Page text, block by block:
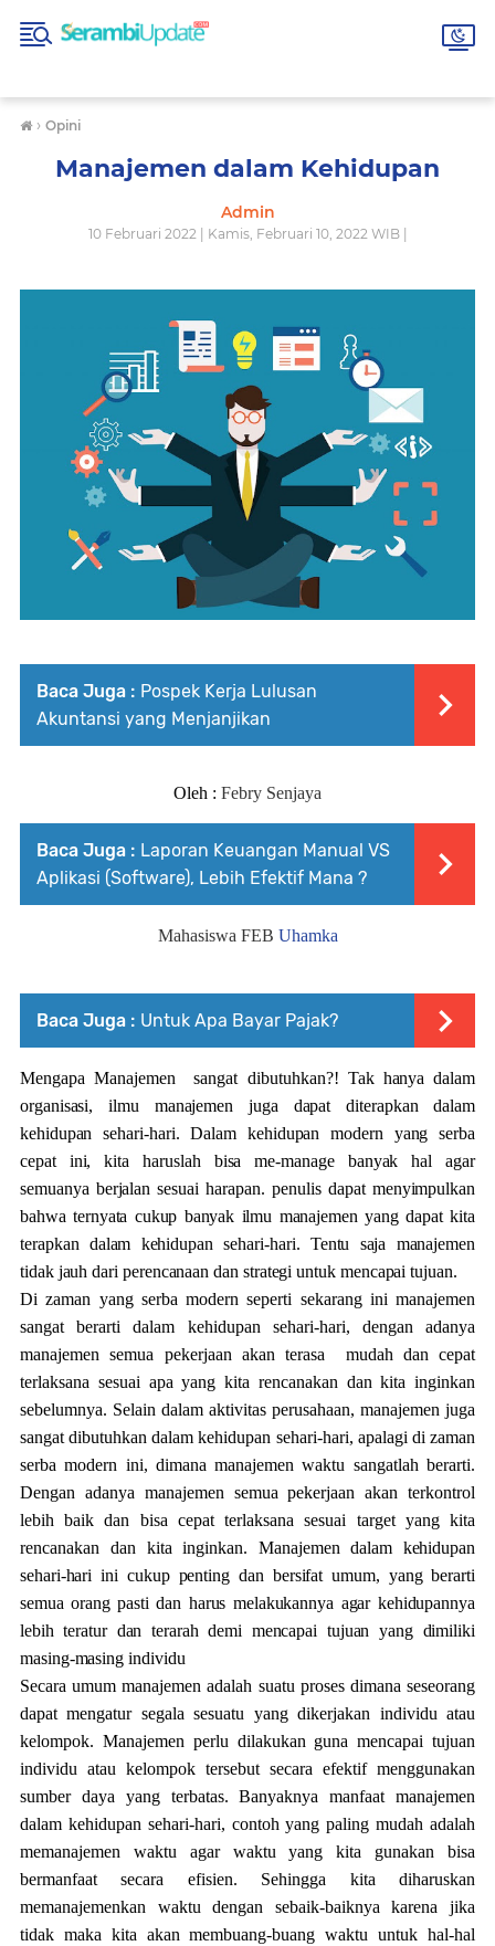
› Opini
Manajemen dalam Kehidupan
Admin
10 Februari 2022 | Kamis, Februari 10, 2022 WIB |
Baca Juga : Pospek Kerja Lulusan
Akuntansi yang Menjanjikan
Oleh : Febry Senjaya
Baca Juga : Laporan Keuangan Manual VS
Aplikasi (Software), Lebih Efektif Mana ?
Mahasiswa FEB Uhamka
Baca Juga : Untuk Apa Bayar Pajak?
Mengapa Manajemen sangat dibutuhkan?! Tak hanya dalam
organisasi, ilmu manajemen juga dapat diterapkan dalam
kehidupan sehari-hari. Dalam kehidupan modern yang serba
cepat ini, kita haruslah bisa me-manage banyak hal agar
semuanya berjalan sesuai harapan. penulis dapat menyimpulkan
bahwa ternyata cukup banyak ilmu manajemen yang dapat kita
terapkan dalam kehidupan sehari-hari. Tentu saja manajemen
tidak jauh dari perencanaan dan strategi untuk mencapai tujuan.
Di zaman yang serba modern seperti sekarang ini manajemen
sangat berarti dalam kehidupan sehari-hari, dengan adanya
manajemen semua pekerjaan akan terasa
mudah dan cepat
terlaksana sesuai apa yang kita rencanakan dan kita inginkan
sebelumnya. Selain dalam aktivitas perusahaan, manajemen juga
sangat dibutuhkan dalam kehidupan sehari-hari, apalagi di zaman
serba modern ini, dimana manajemen waktu sangatlah berarti.
Dengan adanya manajemen semua pekerjaan akan terkontrol
lebih baik dan bisa cepat terlaksana sesuai target yang kita
rencanakan dan kita inginkan.Manajemen dalam kehidupan
sehari-hari ini cukup penting dan bersifat umum, yang berarti
semua orang pasti dan harus melakukannya agar kehidupannya
lebih teratur dan terarah demi mencapai tujuan yang dimiliki
masing-masing individu
Secara umum manajemen adalah suatu proses dimana seseorang
dapat mengatur segala sesuatu yang dikerjakan individu atau
kelompok. Manajemen perlu dilakukan guna mencapai tujuan
individu atau kelompok tersebut secara efektif menggunakan
sumber daya yang terbatas. Banyaknya manfaat manajemen
dalam kehidupan sehari-hari, contoh yang paling mudah adalah
memanajemen waktu agar waktu yang kita gunakan bisa
bermanfaat secara efisien. Sehingga kita diharuskan
memanajemenkan waktu dengan sebaik-baiknya karena jika
tidak maka kita akan membuang-buang waktu untuk hal-hal